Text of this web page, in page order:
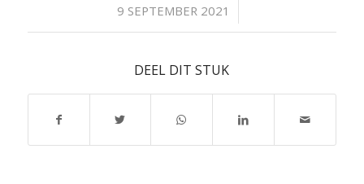
9 SEPTEMBER 2021
/
DEEL DIT STUK